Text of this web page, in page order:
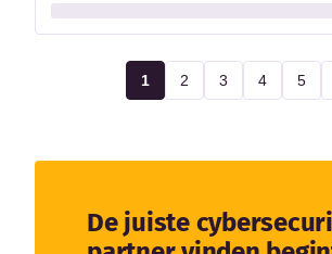
1 2 3 4 5
De juiste